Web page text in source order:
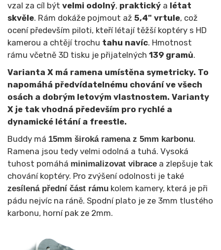
vzal za cíl být velmi odolný, praktický a létat
skvěle. Rám dokáže pojmout až 5,4" vrtule, což
ocení především piloti, kteří létají těžší koptéry s HD
kamerou a chtějí trochu tahu navíc. Hmotnost
rámu včetně 3D tisku je přijatelných 139 gramů.
Varianta X má ramena umístěna symetricky. To
napomáhá předvídatelnému chování ve všech
osách a dobrým letovým vlastnostem. Varianty
X je tak vhodná především pro rychlé a
dynamické létání a freestle.
Buddy má 15mm široká ramena z 5mm karbonu.
Ramena jsou tedy velmi odolná a tuhá. Vysoká
tuhost pomáhá minimalizovat vibrace a zlepšuje tak
chování koptéry. Pro zvýšení odolnosti je také
zesílená přední část rámu kolem kamery, která je při
pádu nejvíc na ráně. Spodní plato je ze 3mm tlustého
karbonu, horní pak ze 2mm.